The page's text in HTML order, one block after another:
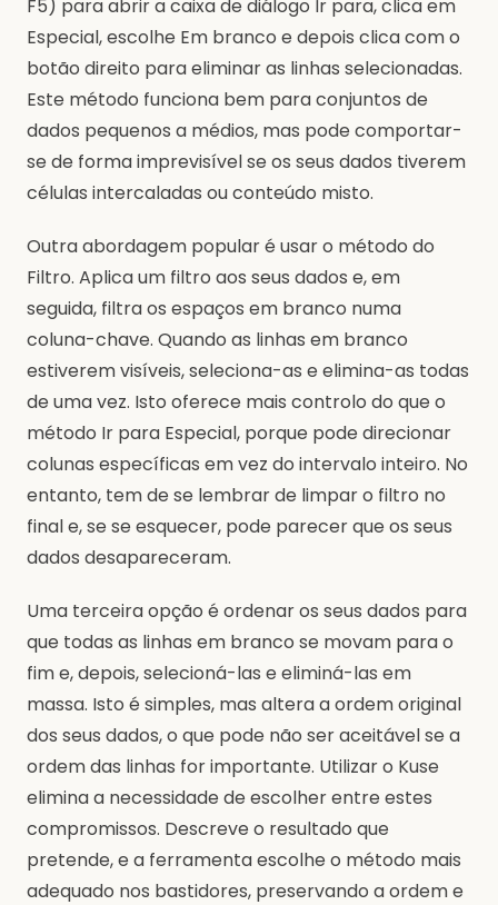
F5) para abrir a caixa de diálogo Ir para, clica em
Especial, escolhe Em branco e depois clica com o
botão direito para eliminar as linhas selecionadas.
Este método funciona bem para conjuntos de
dados pequenos a médios, mas pode comportar-
se de forma imprevisível se os seus dados tiverem
células intercaladas ou conteúdo misto.
Outra abordagem popular é usar o método do
Filtro. Aplica um filtro aos seus dados e, em
seguida, filtra os espaços em branco numa
coluna-chave. Quando as linhas em branco
estiverem visíveis, seleciona-as e elimina-as todas
de uma vez. Isto oferece mais controlo do que o
método Ir para Especial, porque pode direcionar
colunas específicas em vez do intervalo inteiro. No
entanto, tem de se lembrar de limpar o filtro no
final e, se se esquecer, pode parecer que os seus
dados desapareceram.
Uma terceira opção é ordenar os seus dados para
que todas as linhas em branco se movam para o
fim e, depois, selecioná-las e eliminá-las em
massa. Isto é simples, mas altera a ordem original
dos seus dados, o que pode não ser aceitável se a
ordem das linhas for importante. Utilizar o Kuse
elimina a necessidade de escolher entre estes
compromissos. Descreve o resultado que
pretende, e a ferramenta escolhe o método mais
adequado nos bastidores, preservando a ordem e